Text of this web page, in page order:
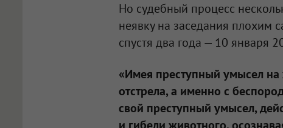
Но судебный процесс
неявку на заседания плохим
спустя два года — 10 января
«Имея преступный умысел
отстрела, а именно с
свой преступный умысел,